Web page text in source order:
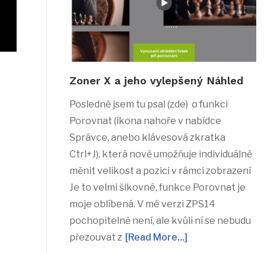
Zoner X a jeho vylepšený Náhled
Posledně jsem tu psal (zde) o funkci
Porovnat (ikona nahoře v nabídce
Správce, anebo klávesová zkratka
Ctrl+J), která nově umožňuje individuálně
měnit velikost a pozici v rámci zobrazení
Je to velmi šikovné, funkce Porovnat je
moje oblíbená. V mé verzi ZPS14
pochopitelně není, ale kvůli ní se nebudu
přezouvat z [Read More…]